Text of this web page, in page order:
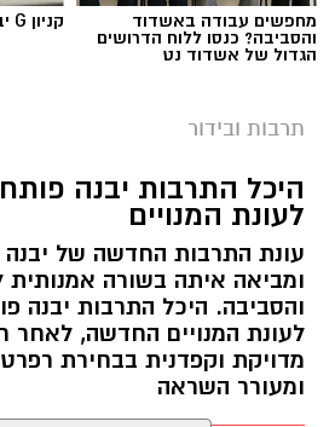
מחפשים עבודה באשדוד
והסביבה? כנסו ללוח הדרושים
הגדול של אשדוד נט
קניון G יבנה לחצו כאן
תרבות ובידור
היכל התרבות יבנה
לעונת המנויים
עונת התרבות החדשה של יבנה
ומביאה איתה בשורה אמנותית
והסביבה. היכל התרבות יבנה
לעונת המנויים החדשה, לאחר
מדויקת וקפדנית בבחירת
ומעורר השראה